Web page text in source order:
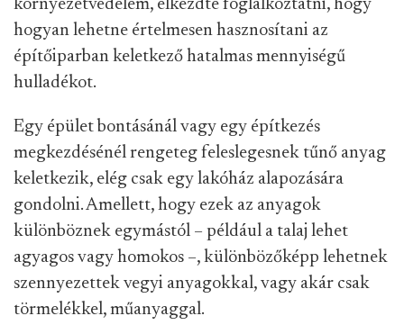
környezetvédelem, elkezdte foglalkoztatni, hogy
hogyan lehetne értelmesen hasznosítani az
építőiparban keletkező hatalmas mennyiségű
hulladékot.
Egy épület bontásánál vagy egy építkezés
megkezdésénél rengeteg feleslegesnek tűnő anyag
keletkezik, elég csak egy lakóház alapozására
gondolni. Amellett, hogy ezek az anyagok
különböznek egymástól – például a talaj lehet
agyagos vagy homokos –, különbözőképp lehetnek
szennyezettek vegyi anyagokkal, vagy akár csak
törmelékkel, műanyaggal.